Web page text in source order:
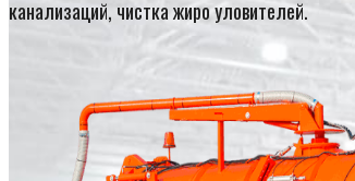
канализаций, чистка жиро уловителей.